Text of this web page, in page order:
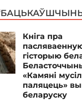
Кніга пра
гісторыю
«Камяні
паляцець»
беларуску